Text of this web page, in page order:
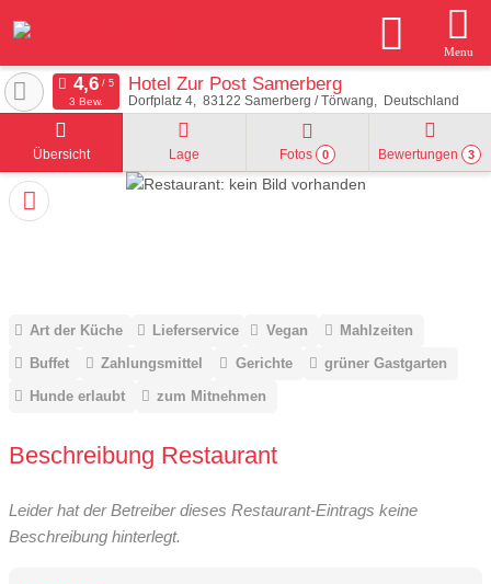
Menu
Hotel Zur Post Samerberg
Dorfplatz 4 83122 Samerberg / Törwang Deutschland
3 Bew.
Übersicht Lage Fotos 0 Bewertungen 3
Art der Küche Lieferservice Vegan
Mahlzeiten
Buffet
Zahlungsmittel Gerichte
grüner Gastgarten
Hunde erlaubt
zum Mitnehmen
Beschreibung Restaurant
Leider hat der Betreiber dieses Restaurant-Eintrags keine
Beschreibung hinterlegt.